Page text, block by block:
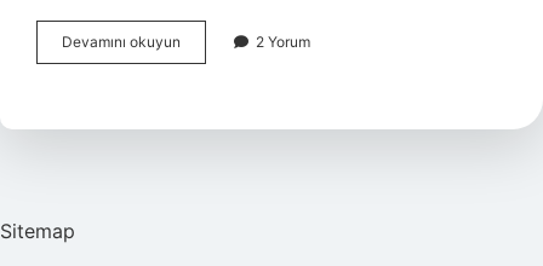
Devamını okuyun
oranı
?
2 Yorum
Sitemap